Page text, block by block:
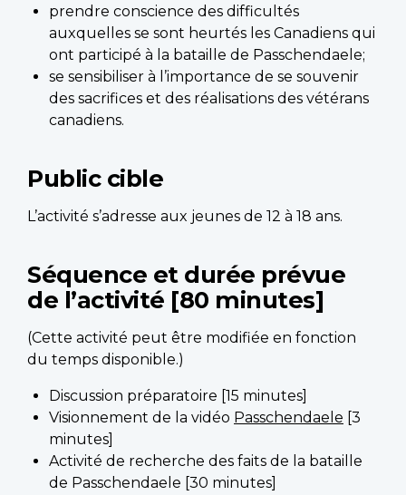
prendre conscience des difficultés
auxquelles se sont heurtés les Canadiens qui
ont participé à la bataille de Passchendaele;
se sensibiliser à l’importance de se souvenir
des sacrifices et des réalisations des vétérans
canadiens.
Public cible
L’activité s’adresse aux jeunes de 12 à 18 ans.
Séquence et durée prévue
de l’activité [80 minutes]
(Cette activité peut être modifiée en fonction
du temps disponible.)
Discussion préparatoire [15 minutes]
Visionnement de la vidéo Passchendaele [3
minutes]
Activité de recherche des faits de la bataille
de Passchendaele [30 minutes]